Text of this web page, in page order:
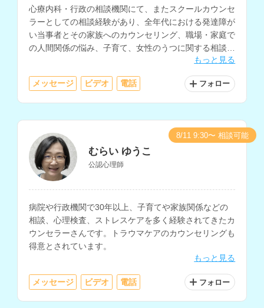
心療内科・行政の相談機関にて、またスクールカウンセ
ラーとしての相談経験があり、全年代における発達障が
い当事者とその家族へのカウンセリング、職場・家庭で
の人間関係の悩み、子育て、女性のうつに関する相談を
もっと見る
メッセージ ビデオ 電話 フォロー
むらい ゆうこ
公認心理師
病院や行政機関で30年以上、子育てや家族関係などの
相談、心理検査、ストレスケアを多く経験されてきたカ
ウンセラーさんです。トラウマケアのカウンセリングも
得意とされています。
もっと見る
メッセージ ビデオ 電話 フォロー
8/11 9:30〜 相談可能